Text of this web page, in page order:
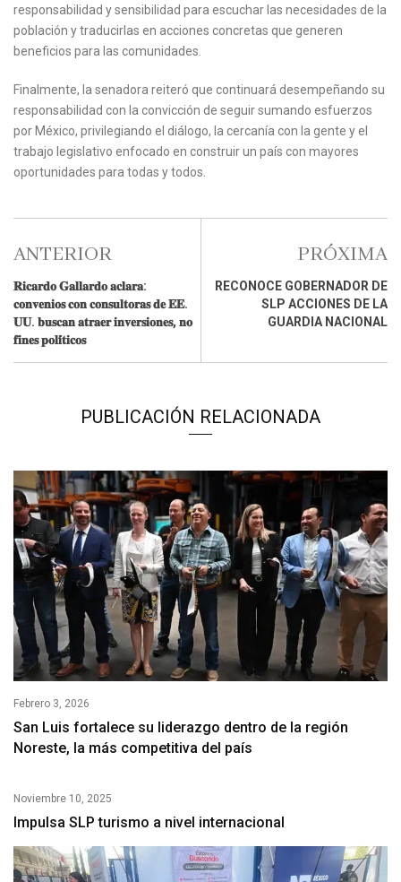
responsabilidad y sensibilidad para escuchar las necesidades de la
población y traducirlas en acciones concretas que generen
beneficios para las comunidades.
Finalmente, la senadora reiteró que continuará desempeñando su
responsabilidad con la convicción de seguir sumando esfuerzos
por México, privilegiando el diálogo, la cercanía con la gente y el
trabajo legislativo enfocado en construir un país con mayores
oportunidades para todas y todos.
ANTERIOR
𝐑𝐢𝐜𝐚𝐫𝐝𝐨 𝐆𝐚𝐥𝐥𝐚𝐫𝐝𝐨 𝐚𝐜𝐥𝐚𝐫𝐚:
𝐜𝐨𝐧𝐯𝐞𝐧𝐢𝐨𝐬 𝐜𝐨𝐧 𝐜𝐨𝐧𝐬𝐮𝐥𝐭𝐨𝐫𝐚𝐬 𝐝𝐞 𝐄𝐄.
𝐔𝐔. 𝐛𝐮𝐬𝐜𝐚𝐧 𝐚𝐭𝐫𝐚𝐞𝐫 𝐢𝐧𝐯𝐞𝐫𝐬𝐢𝐨𝐧𝐞𝐬, 𝐧𝐨
𝐟𝐢𝐧𝐞𝐬 𝐩𝐨𝐥𝐢́𝐭𝐢𝐜𝐨𝐬
PRÓXIMA
RECONOCE GOBERNADOR DE
SLP ACCIONES DE LA
GUARDIA NACIONAL
PUBLICACIÓN RELACIONADA
Febrero 3, 2026
San Luis fortalece su liderazgo dentro de la región
Noreste, la más competitiva del país
Noviembre 10, 2025
Impulsa SLP turismo a nivel internacional